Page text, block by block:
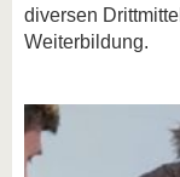
diversen
Weiterbildung.